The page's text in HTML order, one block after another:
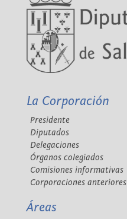
La Corporación
Presidente
Diputados
Delegaciones
Órganos colegiados
Comisiones informativas
Corporaciones anteriores
Áreas